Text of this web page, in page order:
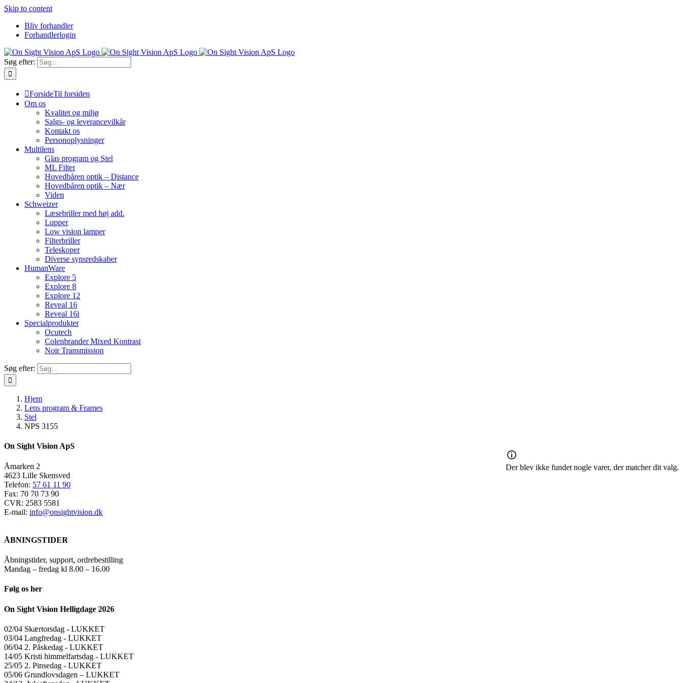
Skip to content
Bliv forhandler
Forhandlerlogin
Søg efter:
ForsideTil forsiden
Om os
Kvalitet og miljø
Salgs- og leverancevilkår
Kontakt os
Personoplysninger
Multilens
Glas program og Stel
ML Filter
Hovedbåren optik – Distance
Hovedbåren optik – Nær
Viden
Schweizer
Læsebriller med høj add.
Lupper
Low vision lamper
Filterbriller
Teleskoper
Diverse synsredskaber
HumanWare
Explore 5
Explore 8
Explore 12
Reveal 16
Reveal 16i
Specialprodukter
Ocutech
Colenbrander Mixed Kontrast
Noir Transmission
Søg efter:
Hjem
Lens program & Frames
Stel
NPS 3155
Der blev ikke fundet nogle varer, der matcher dit valg.
On Sight Vision ApS
Åmarken 2
4623 Lille Skensved
Telefon: 57 61 11 90
Fax: 70 70 73 90
CVR: 2583 5581
E-mail: info@onsightvision.dk
ÅBNINGSTIDER
Åbningstider, support, ordrebestilling
Mandag – fredag kl 8.00 – 16.00
Følg os her
On Sight Vision Helligdage 2026
02/04 Skærtorsdag ​​- LUKKET
03/04 Langfredag ​​- LUKKET
06/04 2. Påskedag ​​- LUKKET
14/05 Kristi himmelfartsdag ​​- LUKKET
25/05 2. Pinsedag ​​- LUKKET
05/06 Grundlovsdagen – LUKKET